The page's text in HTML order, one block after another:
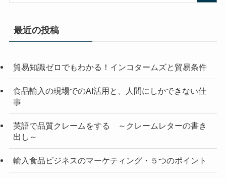
最近の投稿
貿易知識ゼロでもわかる！インコタームズと貿易条件
食品輸入の現場でのAI活用と、人間にしかできない仕
事
英語で品質クレームをする ～クレームレターの書き
出し～
輸入食品ビジネスのマーケティング・５つのポイント